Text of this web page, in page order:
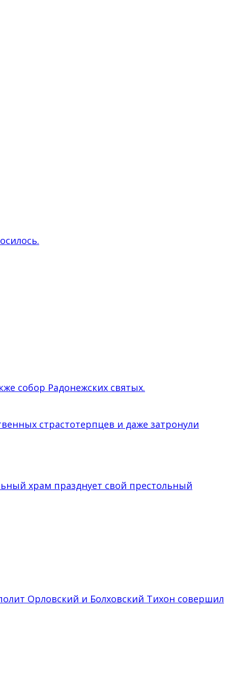
собор Радонежских святых.
страстотерпцев и даже затронули
храм празднует свой престольный
Орловский и Болховский Тихон совершил